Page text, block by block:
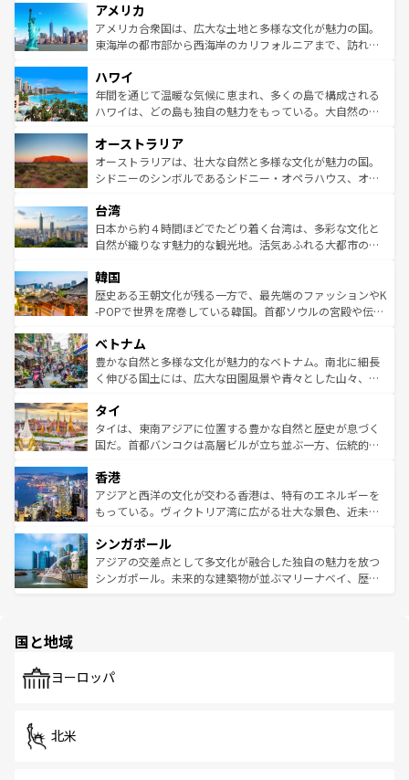
ンツ一覧を参照してほしい。
の建物がそのまま残る町や、スイスならではのユニークな
博物館もあり、アルプス観光だけでなく町歩きも満喫する
ことができる。国民の所得が高いため物価も高いが、旅行
ば市内交通費無料で観光を楽しむこともできる。 なお、新
着のスイス情報はコンテンツ一覧 を参照してほしい。
アメリカ
アメリカ合衆国は、広大な土地と多様な文化が魅力の国。
東海岸の都市部から西海岸のカリフォルニアまで、訪れる
のような巨大都市は、観光、ショッピング、エンターテイ
ンメントが詰まった刺激的なスポットだ。一方、アメリカ
西部には大自然が広がり、グランドキャニオンやイエロー
部のニューオーリンズでは、音楽と美食が融合した独特の
文化が魅力。旅行者はアメリカの各地域で異なる魅力を楽
しみながら、その多様性と豊かな歴史を感じることができ
ならではの贅沢な旅のスタイルだ。 なお、新着のアメリカ
情報はコンテンツ一覧を参照してほしい。
ハワイ
年間を通じて温暖な気候に恵まれ、多くの島で構成される
ハワイは、どの島も独自の魅力をもっている。大自然の神
ワイ島は見逃せない。また、定番の観光地といえばオアフ
島だが、静かな自然を求めるならマウイ島やカウアイ島が
おすすめ。エメラルドグリーンに輝く海をはじめ、豊かな
れるおもてなしの心で訪れる人々を迎えてくれるハワイの
人々、おいしいローカルフードやハワイアンミュージッ
ク、伝統的なフラダンスなど、すべてがハワイの魅力を彩
ワイを、存分に味わってほしい。 なお、新着のハワイ情報
はコンテンツ一覧を参照してほしい。
オーストラリア
オーストラリアは、壮大な自然と多様な文化が魅力の国。
シドニーのシンボルであるシドニー・オペラハウス、オー
リアリーフや大陸中央部にそびえるウルル（エアーズロッ
ク）、タスマニアの美しい原生林やケアンズの熱帯雨林な
ど、見どころがたくさん。また、カフェやワイン、オージ
いる。アクティビティも充実しており、サーフィンやダイ
ビング、ハイキングなど、アウトドア好きにはたまらな
い。オーストラリアの多彩な魅力を存分に味わいつくそ
参照してほしい。
台湾
日本から約４時間ほどでたどり着く台湾は、多彩な文化と
自然が織りなす魅力的な観光地。活気あふれる大都市の台
ン）、静ひつな山岳地帯である台湾東部など、都市の喧騒
と山間の静けさが共存しており、訪れる人に新しい発見と
驚きをもたらしてくれる。また、奥深い台湾の食文化も魅
容にもいいと評判のスイーツなど、バラエティ豊かな料理
が味わえる。 なお、新着の台湾情報は コンテンツ一覧を参
照してほしい。
韓国
歴史ある王朝文化が残る一方で、最先端のファッションやK
-POPで世界を席巻している韓国。首都ソウルの宮殿や伝統
き、地方に足を延ばせば四季折々の自然美を楽しむことが
できる。そして、キムチや焼肉、絶品のストリートフード
まで、さまざまな韓国料理が待っている。夜には、韓国な
リティに包まれながら、韓国の多彩な魅力を心ゆくまで味
わってみてほしい。 なお、新着の韓国情報はコンテンツ一
覧を参照してほしい。
ベトナム
豊かな自然と多様な文化が魅力的なベトナム。南北に細長
く伸びる国土には、広大な田園風景や青々とした山々、世
急速な発展と共に伝統が息づく。ハノイの古い町並みやホ
ーチミン市のフランス統治時代の建物も、独特の雰囲気を
醸し出している。また、バラエティの豊かさとおいしさで
とつ。フォーやバインミー、ベトナムコーヒーなどは、ぜ
ひ現地で味わいたい。どの地域を訪れてもあたたかい人々
が旅行者を迎えてくれるので、きっと忘れられない旅にな
参照してほしい。
タイ
タイは、東南アジアに位置する豊かな自然と歴史が息づく
国だ。首都バンコクは高層ビルが立ち並ぶ一方、伝統的な
の活気が交差している。北部ではチェンマイなどの山岳地
帯で自然と触れ合い、南部ではプーケットやクラビの美し
いビーチでリゾート気分を楽しむことができる。タイ料理
激する。気候は一年中温暖で、どの季節にも異なる楽しみ
が待っている。親しみやすいタイの人々、仏教を中心とし
た文化、そして多様な観光資源が、訪れる旅人を魅了し続
香港
アジアと西洋の文化が交わる香港は、特有のエネルギーを
もっている。ヴィクトリア湾に広がる壮大な景色、近未来
み、どこを訪れても感動するはず。観光スポットが密集し
ており、効率よく見どころを回れるのも魅力。息をのむよ
うな絶景から文化的な体験まで、香港を存分に楽しみ尽く
シンガポール
アジアの交差点として多文化が融合した独自の魅力を放つ
シンガポール。未来的な建築物が並ぶマリーナベイ、歴史
で、ホーカーズは地元の風情を楽しめる外せないスポット
国と地域
ヨーロッパ
北米